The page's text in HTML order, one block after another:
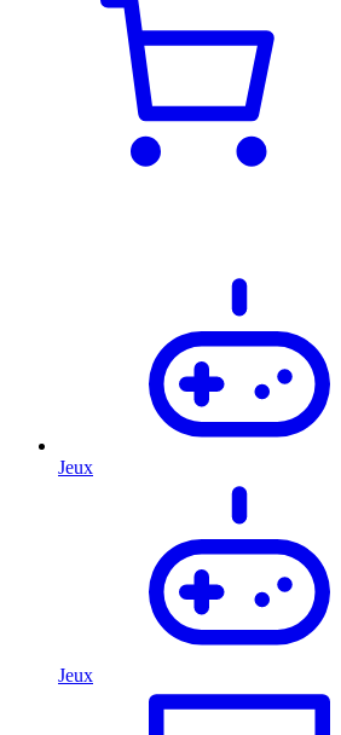
Jeux
Jeux